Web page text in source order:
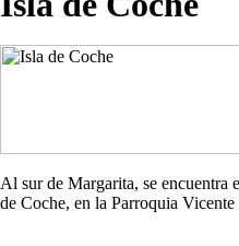
Al sur de Margarita, se encuentra
de Coche, en la Parroquia